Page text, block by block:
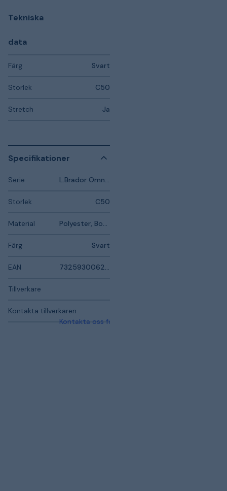
Tekniska
data
Färg Svart
Storlek C50
Stretch Ja
Specifikationer
Serie L.Brador Omnio
Storlek C50
Material Polyester, Bomull, Elastan
Färg Svart
EAN 7325930062205
Tillverkare
Kontakta tillverkaren
Kontakta oss för mer information